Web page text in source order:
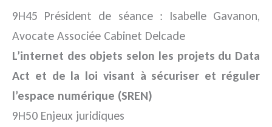
9H45 Président de séance : Isabelle Gavanon,
Avocate Associée Cabinet Delcade
L’internet des objets selon les projets du Data
Act et de la loi visant à sécuriser et réguler
l’espace numérique (SREN)
9H50 Enjeux juridiques